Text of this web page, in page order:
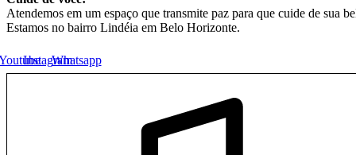
Atendemos em um espaço que transmite paz para que cuide de sua
Estamos no bairro Lindéia em Belo Horizonte.
InstagramWhatsapp